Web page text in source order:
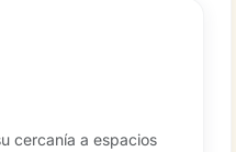
cercanía a espacios